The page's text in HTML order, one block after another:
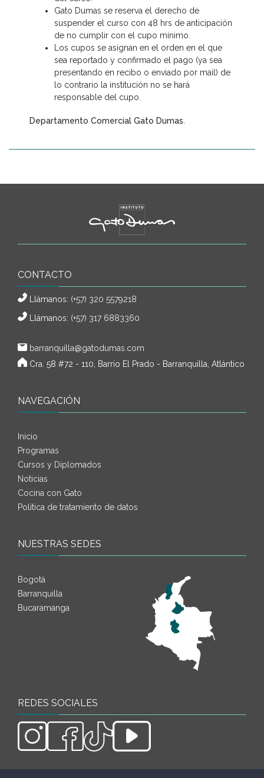
Gato Dumas se reserva el derecho de
suspender el curso con 48 hrs de anticipación
de no cumplir con el cupo mínimo.
Los cupos se asignan en el orden en el que
sea reportado y confirmado el pago (ya sea
presentando en recibo o enviado por mail) de
lo contrario la institución no se hará
responsable del cupo.
Departamento Comercial Gato Dumas.
CONTACTO
Llámanos: (+57) 320 5579218
Llámanos: (+57) 317 6883360
barranquilla@gatodumas.com
Cra. 58 #72 - 110, Barrio El Prado - Barranquilla, Atlántico
NAVEGACIÓN
Inicio
Programas
Cursos y Diplomados
Noticias
Cocina con Gato
Política de tratamiento de datos
NUESTRAS SEDES
Bogotá
Barranquilla
Bucaramanga
REDES SOCIALES